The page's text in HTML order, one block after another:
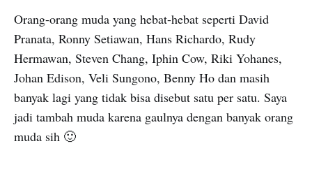
Orang-orang muda yang hebat-hebat seperti David
Pranata, Ronny Setiawan, Hans Richardo, Rudy
Hermawan, Steven Chang, Iphin Cow, Riki Yohanes,
Johan Edison, Veli Sungono, Benny Ho dan masih
banyak lagi yang tidak bisa disebut satu per satu. Saya
jadi tambah muda karena gaulnya dengan banyak orang
muda sih 🙂